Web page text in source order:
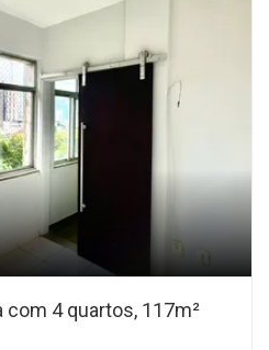
com 4 quartos, 117m²